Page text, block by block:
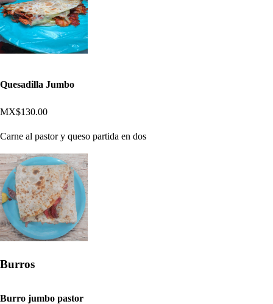
Quesadilla Jumbo
MX$130.00
Carne al pastor y queso partida en dos
Burros
Burro jumbo pastor